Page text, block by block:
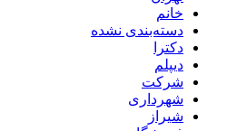
خانم
دسته‌بندی نشده
دکترا
دیپلم
شرکت
شهرداری
شیراز